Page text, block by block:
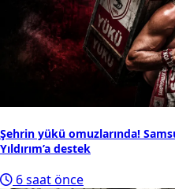
Şehrin yükü omuzlarında!
Yıldırım’a destek
6 saat önce